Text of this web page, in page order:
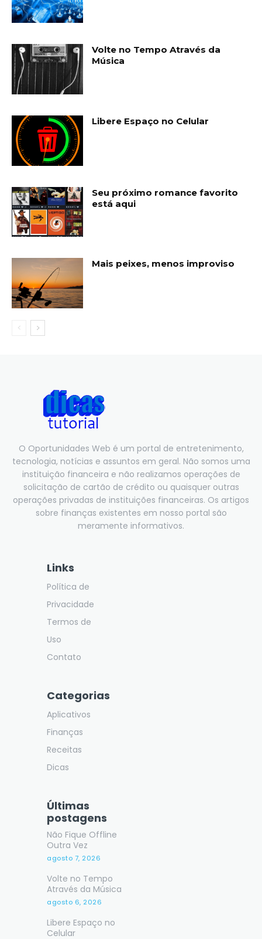
Volte no Tempo Através da
Música
Libere Espaço no Celular
Seu próximo romance favorito
está aqui
Mais peixes, menos improviso
O Oportunidades Web é um portal de entretenimento,
tecnologia, notícias e assuntos em geral. Não somos uma
instituição financeira e não realizamos operações de
solicitação de cartão de crédito ou quaisquer outras
operações privadas de instituições financeiras. Os artigos
sobre finanças existentes em nosso portal são
meramente informativos.
Links
Política de
Privacidade
Termos de
Uso
Contato
Categorias
Aplicativos
Finanças
Receitas
Dicas
Últimas
postagens
Não Fique Offline
Outra Vez
agosto 7, 2026
Volte no Tempo
Através da Música
agosto 6, 2026
Libere Espaço no
Celular